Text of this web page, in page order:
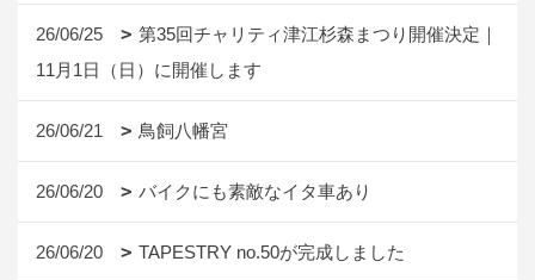
26/06/25
第35回チャリティ津江杉森まつり開催決定｜
11月1日（日）に開催します
26/06/21 鳥飼八幡宮
26/06/20 バイクにも素敵なイタ車あり
26/06/20 TAPESTRY no.50が完成しました